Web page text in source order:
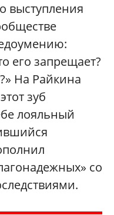
выступления
его запрещает?
На Райкина
зуб
лояльный
со